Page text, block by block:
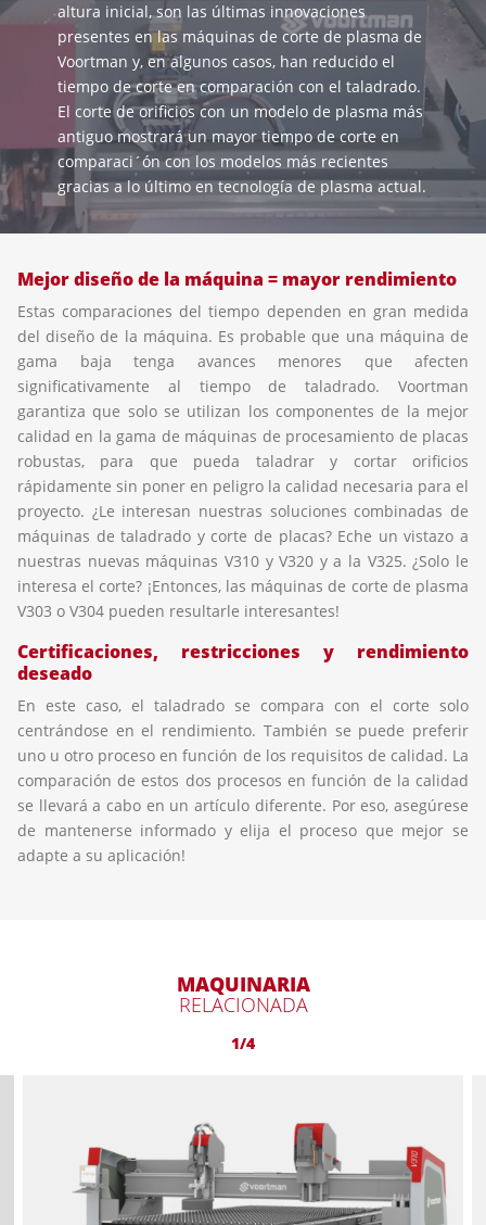
altura inicial, son las últimas innovaciones
presentes en las máquinas de corte de plasma de
Voortman y, en algunos casos, han reducido el
tiempo de corte en comparación con el taladrado.
El corte de orificios con un modelo de plasma más
antiguo mostrará un mayor tiempo de corte en
comparaci´ón con los modelos más recientes
gracias a lo último en tecnología de plasma actual.
Mejor diseño de la máquina = mayor rendimiento
Estas comparaciones del tiempo dependen en gran medida
del diseño de la máquina. Es probable que una máquina de
gama baja tenga avances menores que afecten
significativamente al tiempo de taladrado. Voortman
garantiza que solo se utilizan los componentes de la mejor
calidad en la gama de máquinas de procesamiento de placas
robustas, para que pueda taladrar y cortar orificios
rápidamente sin poner en peligro la calidad necesaria para el
proyecto. ¿Le interesan nuestras soluciones combinadas de
máquinas de taladrado y corte de placas? Eche un vistazo a
nuestras nuevas máquinas V310 y V320 y a la V325. ¿Solo le
interesa el corte? ¡Entonces, las máquinas de corte de plasma
V303 o V304 pueden resultarle interesantes!
Certificaciones, restricciones y rendimiento
deseado
En este caso, el taladrado se compara con el corte solo
centrándose en el rendimiento. También se puede preferir
uno u otro proceso en función de los requisitos de calidad. La
comparación de estos dos procesos en función de la calidad
se llevará a cabo en un artículo diferente. Por eso, asegúrese
de mantenerse informado y elija el proceso que mejor se
adapte a su aplicación!
MAQUINARIA
RELACIONADA
1/4